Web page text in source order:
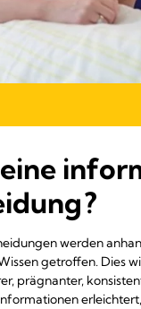
?
werden
getroffen. Dies
prägnanter,